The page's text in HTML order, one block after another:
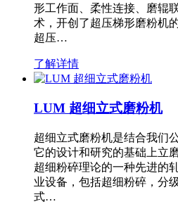
形工作面、柔性连接、磨辊
术，开创了超压梯形磨粉机
超压…
了解详情
LUM 超细立式磨粉机
超细立式磨粉机是结合我们
它的设计和研究的基础上立
超细粉碎理论的一种先进的
业设备，包括超细粉碎，分
式…